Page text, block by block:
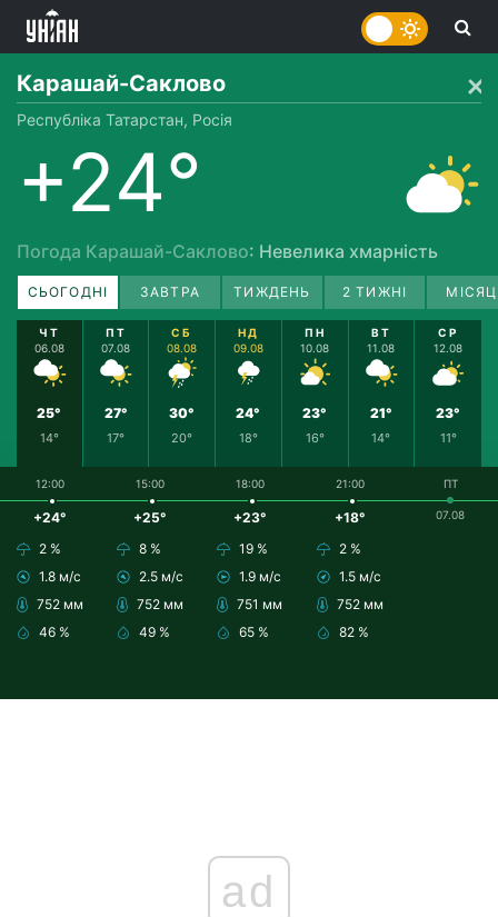
Карашай-Саклово
Республіка Татарстан, Росія
+24°
Погода Карашай-Саклово: Невелика хмарність
СЬОГОДНІ ЗАВТРА ТИЖДЕНЬ 2 ТИЖНІ
ЧТ
06.08
25°
14°
ПТ
07.08
27°
17°
СБ
08.08
30°
20°
НД
09.08
24°
18°
ПН
10.08
23°
16°
ВТ
11.08
21°
14°
СР
12.08
23°
11°
12:00
+24°
2 %
1.8 м/с
752 мм
46 %
15:00
+25°
8 %
2.5 м/с
752 мм
49 %
18:00
+23°
19 %
1.9 м/с
751 мм
65 %
21:00
+18°
2 %
1.5 м/с
752 мм
82 %
ПТ
07.08
ad